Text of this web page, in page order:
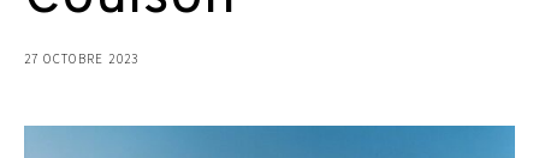
27 OCTOBRE 2023